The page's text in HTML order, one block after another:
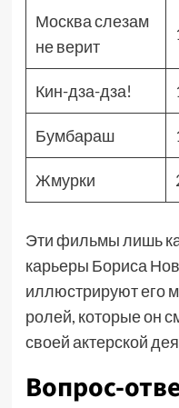
Москва слезам
не верит
Кин-дза-дза!
Бумбараш
Жмурки
Эти фильмы лишь
карьеры Бориса
иллюстрируют его
ролей, которые он
своей актерской
Вопрос-